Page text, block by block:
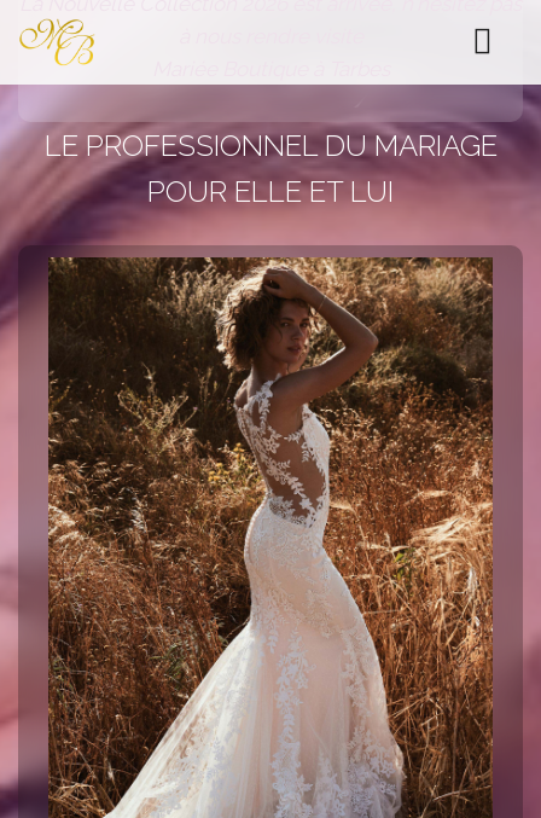
Mariée Boutique
LE PROFESSIONNEL DU MARIAGE
POUR ELLE ET LUI